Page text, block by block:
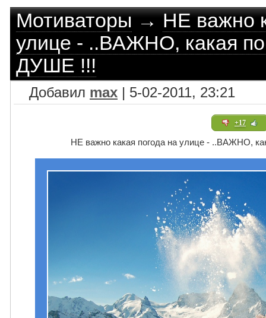
Мотиваторы→НЕ важно
улице - ..ВАЖНО, какая
ДУШЕ !!!
Добавил max | 5-02-2011, 23:21
+17
НЕ важно какая погода на улице - ..ВАЖНО,